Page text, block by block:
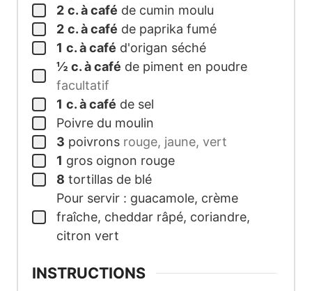
2 c. à café de cumin moulu
2 c. à café de paprika fumé
1 c. à café d'origan séché
½ c. à café de piment en poudre
facultatif
1 c. à café de sel
Poivre du moulin
3 poivrons rouge, jaune, vert
1 gros oignon rouge
8 tortillas de blé
Pour servir : guacamole, crème
fraîche, cheddar râpé, coriandre,
citron vert
INSTRUCTIONS